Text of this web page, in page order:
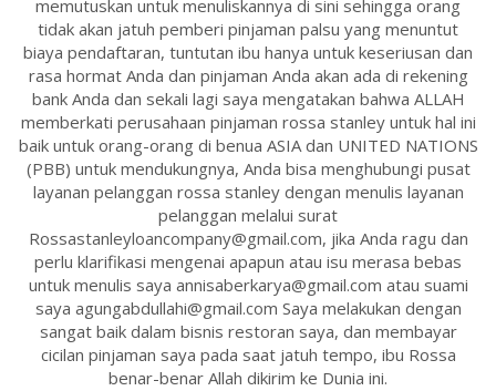
memutuskan untuk menuliskannya di sini sehingga orang
tidak akan jatuh pemberi pinjaman palsu yang menuntut
biaya pendaftaran, tuntutan ibu hanya untuk keseriusan dan
rasa hormat Anda dan pinjaman Anda akan ada di rekening
bank Anda dan sekali lagi saya mengatakan bahwa ALLAH
memberkati perusahaan pinjaman rossa stanley untuk hal ini
baik untuk orang-orang di benua ASIA dan UNITED NATIONS
(PBB) untuk mendukungnya, Anda bisa menghubungi pusat
layanan pelanggan rossa stanley dengan menulis layanan
pelanggan melalui surat
Rossastanleyloancompany@gmail.com, jika Anda ragu dan
perlu klarifikasi mengenai apapun atau isu merasa bebas
untuk menulis saya annisaberkarya@gmail.com atau suami
saya agungabdullahi@gmail.com Saya melakukan dengan
sangat baik dalam bisnis restoran saya, dan membayar
cicilan pinjaman saya pada saat jatuh tempo, ibu Rossa
benar-benar Allah dikirim ke Dunia ini.